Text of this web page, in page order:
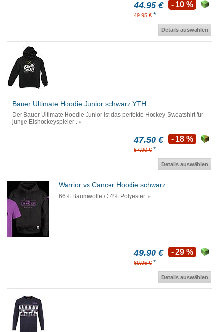
44.95 €
49.95 € *
- 10 %
Details auswählen
Bauer Ultimate Hoodie Junior schwarz YTH
Der Bauer Ultimate Hoodie Junior ist das perfekte Hockey-Sweatshirt für
junge Eishockeyspieler .
47.50 €
57.90 € *
- 18 %
Details auswählen
Warrior vs Cancer Hoodie schwarz
66% Baumwolle / 34% Polyester.
49.90 €
69.95 € *
- 29 %
Details auswählen